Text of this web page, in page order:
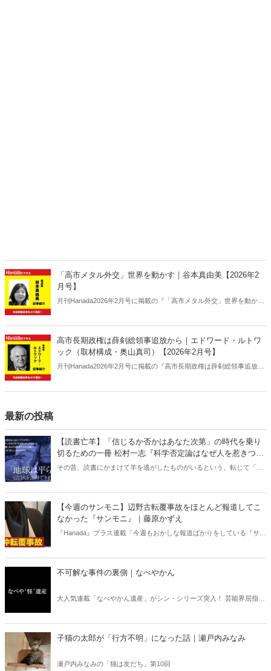
「高市メタル外交」世界を動かす｜谷本真由美【2026年2
月号】
月刊Hanada2026年2月号に掲載の『「高市メタル外交」世界を動かす
高市長期政権は薛剣総領事追放から｜エドワード・ルトワ
ック（取材構成・奥山真司）【2026年2月号】
月刊Hanada2026年2月号に掲載の『高市長期政権は薛剣総領事追放か
最新の投稿
【読書亡羊】「信じるか否かはあなた次第」の時代を乗り
切るための一冊 松村一志『科学否定論はなぜ人を惹きつけ
るのか』（ちくま新書）｜梶原麻衣子
その昔、読書にかまけて羊を逃がしたものがいるという。転じて「読
ある。元月刊『Hanada』編集部員のライター・梶原がお送りする時事
書評！
【今週のサンモニ】辺野古転覆事故をほとんど報道してこ
なかった『サンモニ』｜藤原かずえ
『Hanada』プラス連載「今週もおかしな報道ばかりをしている『サン
不可解な事件の裏側｜なべやかん
大人気連載「なべやかん遺産」がシン・シリーズ突入！ 芸能界屈指の
信じるか信じないかは、あなた次第！ 芸能ニュース
子猫の太郎が「行方不明」になった話｜瀬戸内みなみ
瀬戸内みなみの「猫は友だち」第10回